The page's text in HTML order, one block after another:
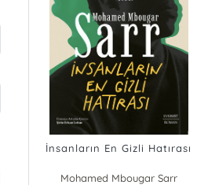
İnsanların En Gizli Hatırası
Mohamed Mbougar Sarr